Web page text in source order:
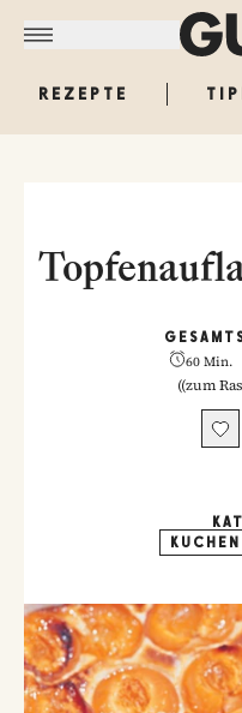
REZEPTE
GESAMT
60 Min.
((zum
KUCHEN